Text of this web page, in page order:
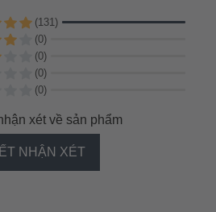
(131)
(0)
(0)
(0)
(0)
xét về sản phẩm
NHẬN XÉT